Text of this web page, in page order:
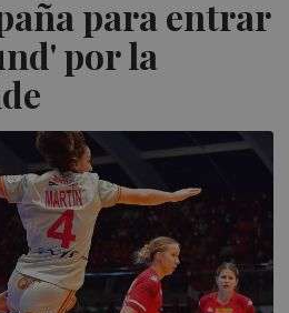
para entrar
por la